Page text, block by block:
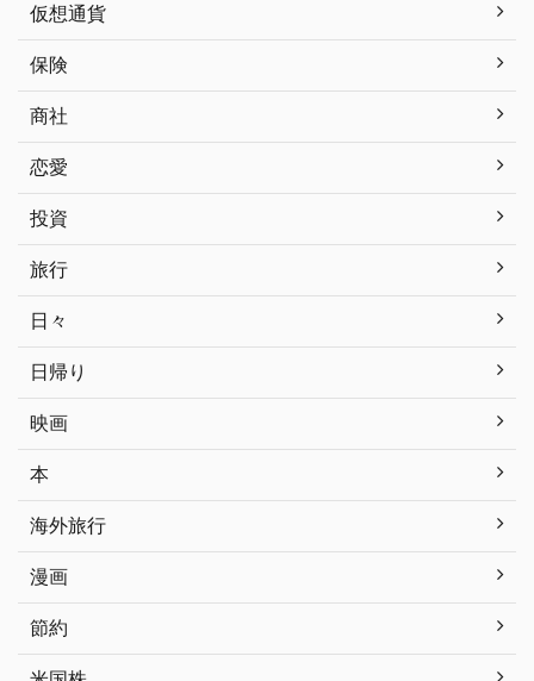
仮想通貨
保険
商社
恋愛
投資
旅行
日々
日帰り
映画
本
海外旅行
漫画
節約